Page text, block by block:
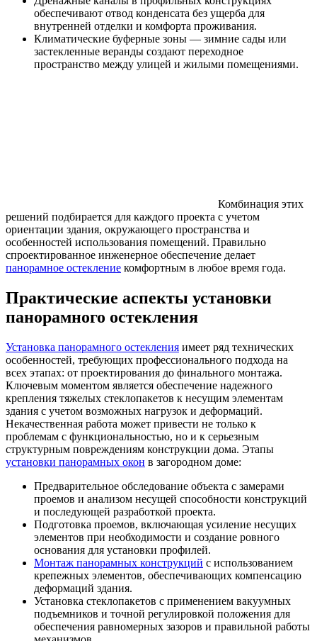
обеспечивают отвод конденсата без ущерба для
внутренней отделки и комфорта проживания.
Климатические буферные зоны — зимние сады или
застекленные веранды создают переходное
пространство между улицей и жилыми помещениями.
Комбинация этих
решений подбирается для каждого проекта с учетом
ориентации здания, окружающего пространства и
особенностей использования помещений. Правильно
спроектированное инженерное обеспечение делает
панорамное остекление комфортным в любое время года.
Практические аспекты установки
панорамного остекления
Установка панорамного остекления имеет ряд технических
особенностей, требующих профессионального подхода на
всех этапах: от проектирования до финального монтажа.
Ключевым моментом является обеспечение надежного
крепления тяжелых стеклопакетов к несущим элементам
здания с учетом возможных нагрузок и деформаций.
Некачественная работа может привести не только к
проблемам с функциональностью, но и к серьезным
структурным повреждениям конструкции дома. Этапы
установки панорамных окон в загородном доме:
Предварительное обследование объекта с замерами
проемов и анализом несущей способности конструкций
и последующей разработкой проекта.
Подготовка проемов, включающая усиление несущих
элементов при необходимости и создание ровного
основания для установки профилей.
Монтаж панорамных конструкций с использованием
крепежных элементов, обеспечивающих компенсацию
деформаций здания.
Установка стеклопакетов с применением вакуумных
подъемников и точной регулировкой положения для
обеспечения равномерных зазоров и правильной работы